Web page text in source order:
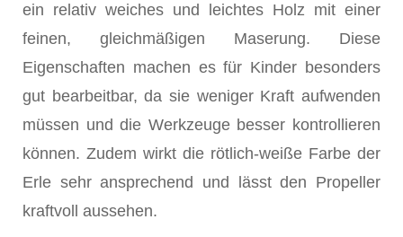
ein relativ weiches und leichtes Holz mit einer
feinen, gleichmäßigen Maserung. Diese
Eigenschaften machen es für Kinder besonders
gut bearbeitbar, da sie weniger Kraft aufwenden
müssen und die Werkzeuge besser kontrollieren
können. Zudem wirkt die rötlich-weiße Farbe der
Erle sehr ansprechend und lässt den Propeller
kraftvoll aussehen.